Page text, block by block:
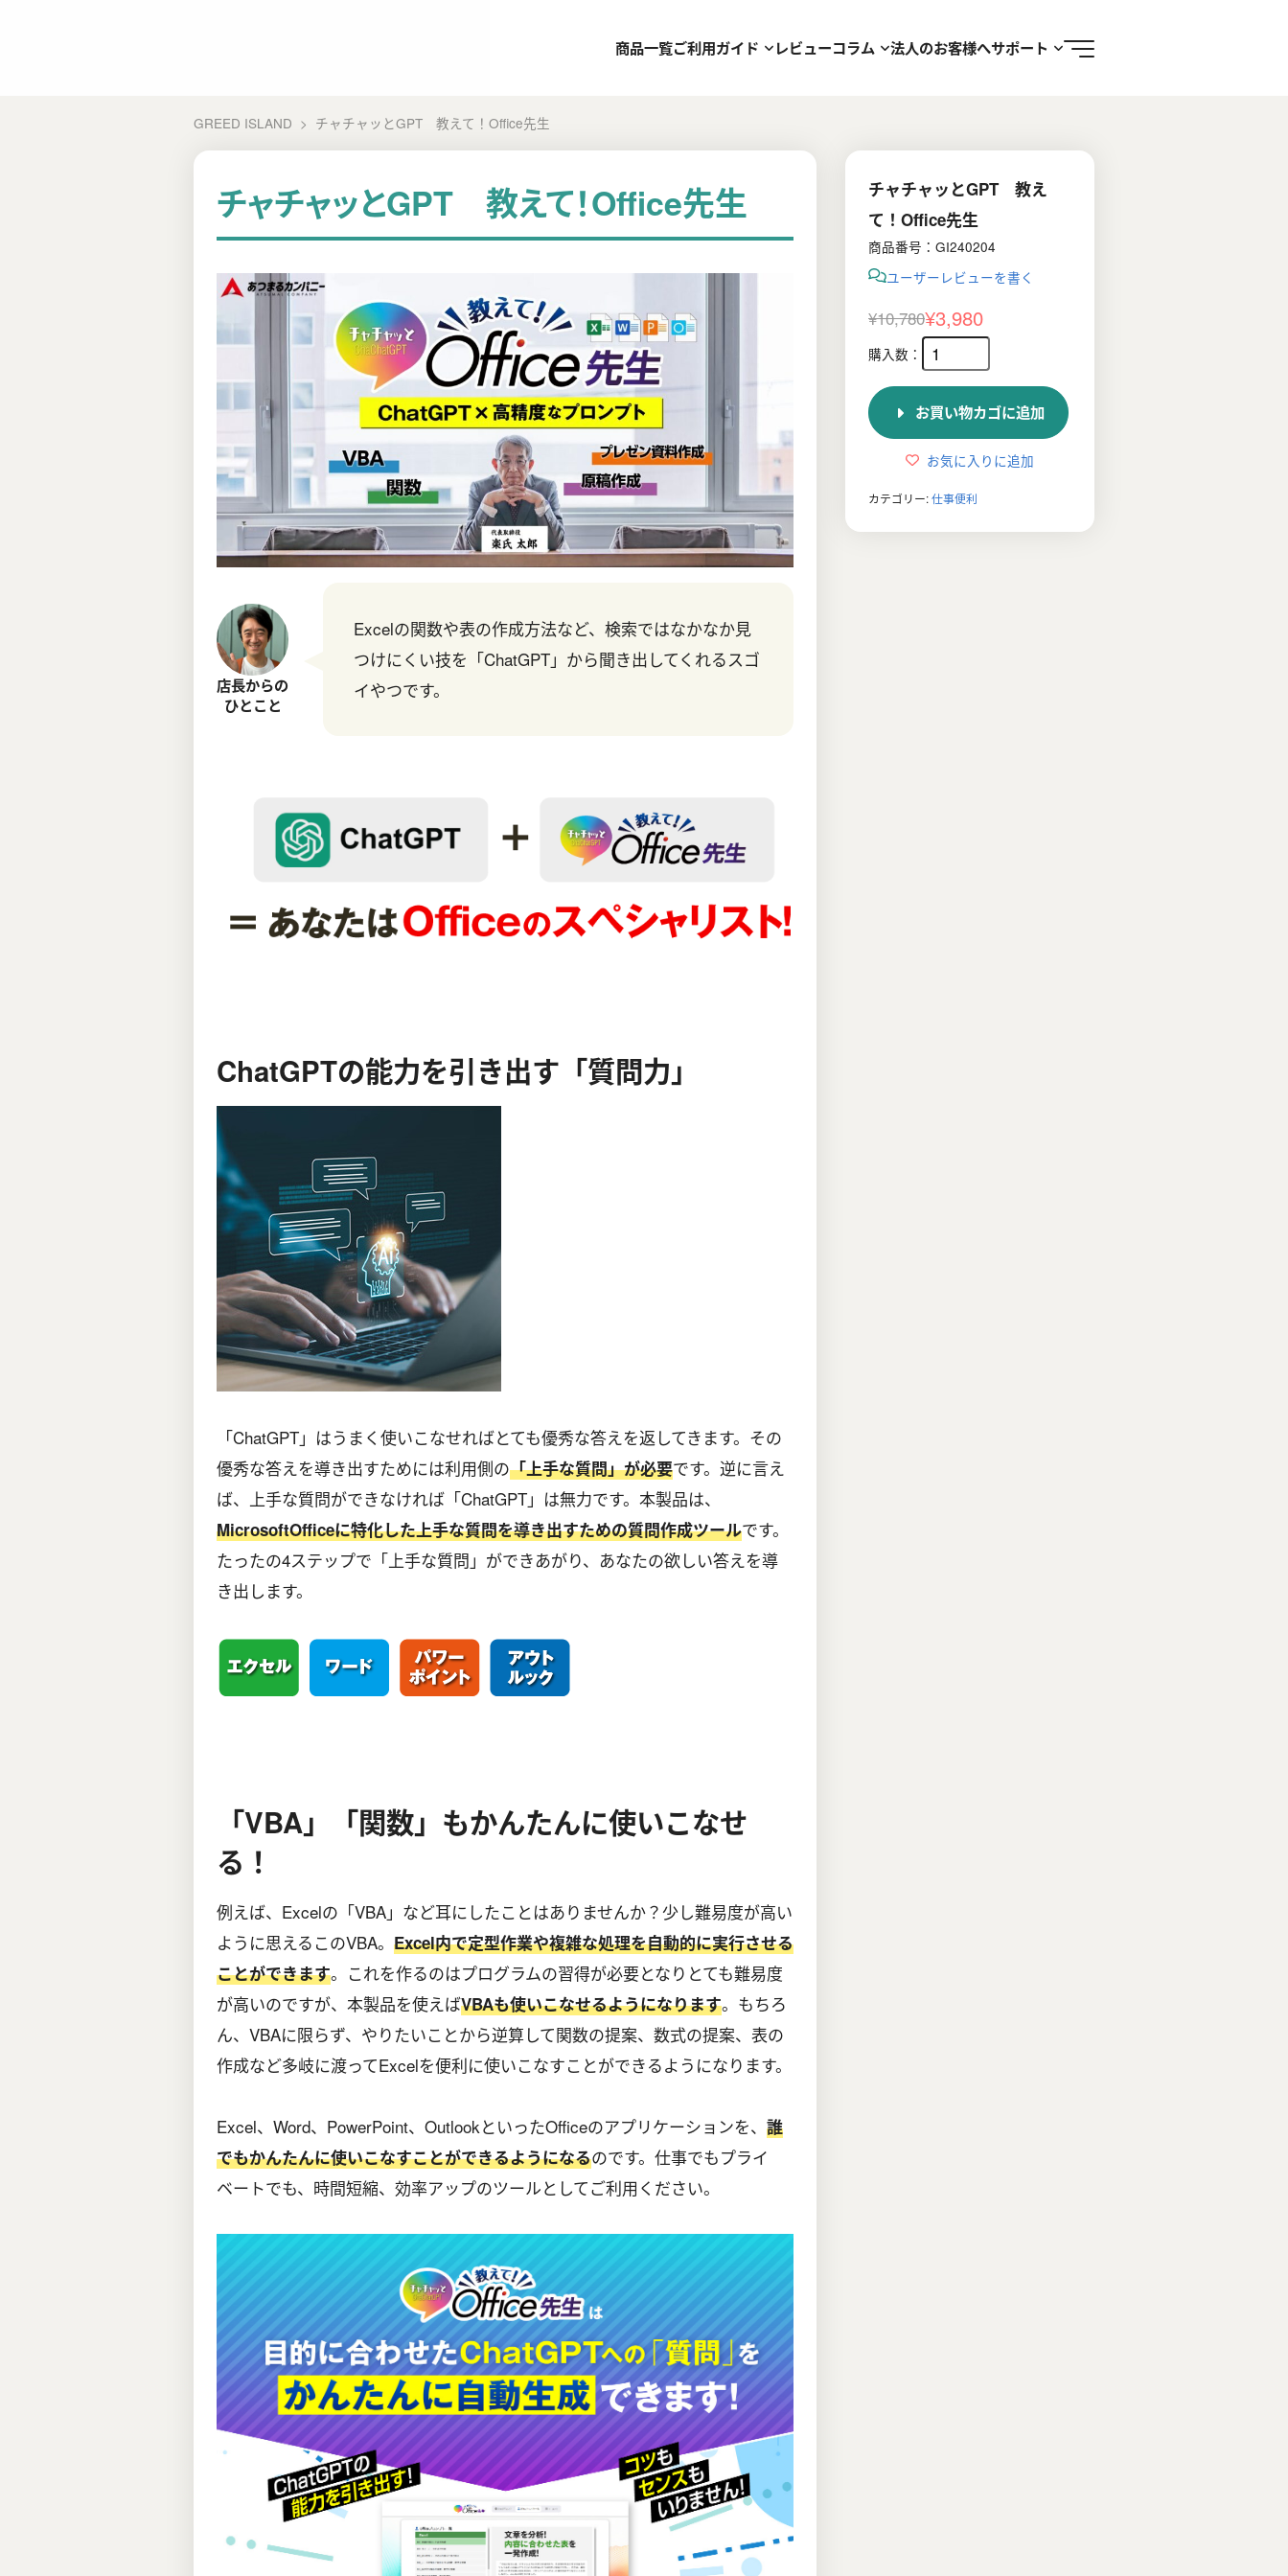
商品一覧ご利用ガイド レビューコラム 法人のお客様へサポート
GREED ISLAND チャチャッとGPT 教えて！Office先生
チャチャッとGPT 教えて！Office先生
店長からの
ひとこと
Excelの関数や表の作成方法など、検索ではなかなか見
つけにくい技を「ChatGPT」から聞き出してくれるスゴ
イやつです。
ChatGPTの能力を引き出す「質問力」
「ChatGPT」はうまく使いこなせればとても優秀な答えを返してきます。その
優秀な答えを導き出すためには利用側の「上手な質問」が必要です。逆に言え
ば、上手な質問ができなければ「ChatGPT」は無力です。本製品は、
MicrosoftOfficeに特化した上手な質問を導き出すための質問作成ツールです。
たったの4ステップで「上手な質問」ができあがり、あなたの欲しい答えを導
き出します。
「VBA」「関数」もかんたんに使いこなせ
る！
例えば、Excelの「VBA」など耳にしたことはありませんか？少し難易度が高い
ように思えるこのVBA。 Excel内で定型作業や複雑な処理を自動的に実行させる
ことができます。これを作るのはプログラムの習得が必要となりとても難易度
が高いのですが、本製品を使えばVBAも使いこなせるようになります。もちろ
ん、VBAに限らず、やりたいことから逆算して関数の提案、数式の提案、表の
作成など多岐に渡ってExcelを便利に使いこなすことができるようになります。
Excel、Word、PowerPoint、OutlookといったOfficeのアプリケーションを、 誰
でもかんたんに使いこなすことができるようになるのです。仕事でもプライ
ベートでも、時間短縮、効率アップのツールとしてご利用ください。
チャチャッとGPT 教え
て！Office先生
商品番号：GI240204
ユーザーレビューを書く
¥10,780
元
の
価
格
¥3,980
現
在
の
価
お買い物カゴに追加
お気に入りに追加
カテゴリー:仕事便利